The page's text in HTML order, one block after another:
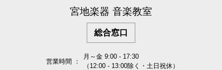
宮地楽器 音楽教室
総合窓口
営業時間 ：
月～金 9:00 - 17:30
（12:00 - 13:00除く・土日祝休）